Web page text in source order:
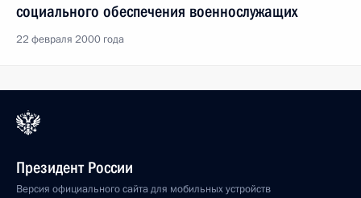
социального обеспечения военнослужащих
22 февраля 2000 года
Президент России
Версия официального сайта для мобильных устройств